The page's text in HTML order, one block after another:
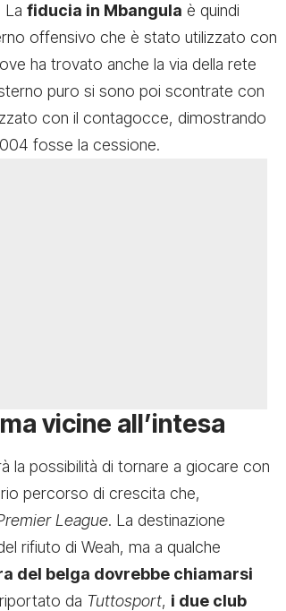
La fiducia in Mbangula è quindi
offensivo che è stato utilizzato con
ha trovato anche la via della rete
puro si sono poi scontrate con
con il contagocce, dimostrando
fosse la cessione.
vicine all’intesa
la possibilità di tornare a giocare con
percorso di crescita che,
League. La destinazione
rifiuto di Weah, ma a qualche
del belga dovrebbe chiamarsi
da Tuttosport, i due club